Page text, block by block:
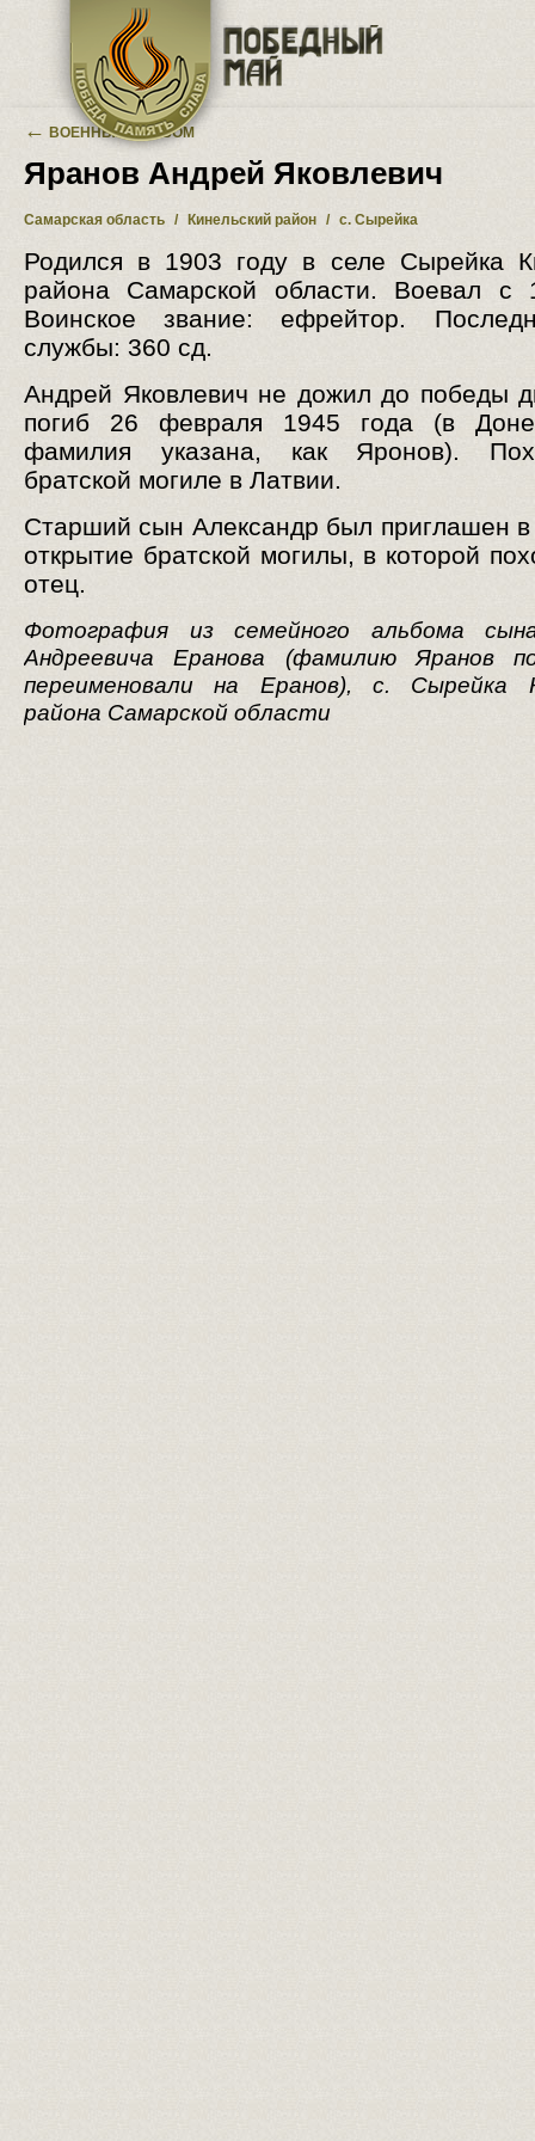
Перейти к основному содержанию
← ВОЕННЫЙ АЛЬБОМ
Яранов Андрей Яковлевич
Самарская область / Кинельский район / с. Сырейка
Родился в 1903 году в селе Сырейка
района Самарской области. Воевал с
Воинское звание: ефрейтор.
службы: 360 сд.
Андрей Яковлевич не дожил до победы
погиб 26 февраля 1945 года (в
фамилия указана, как Яронов).
братской могиле в Латвии.
Старший сын Александр был приглашен
открытие братской могилы, в которой
отец.
Фотография из семейного альбома
Андреевича Еранова (фамилию Яранов
переименовали на Еранов), с. Сырейка
района Самарской области